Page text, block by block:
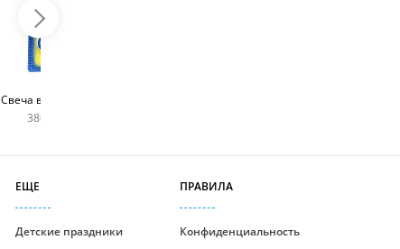
Свеча в виде цифры
380 руб шт
ЕЩЕ
Детские праздники
ПРАВИЛА
Конфиденциальность